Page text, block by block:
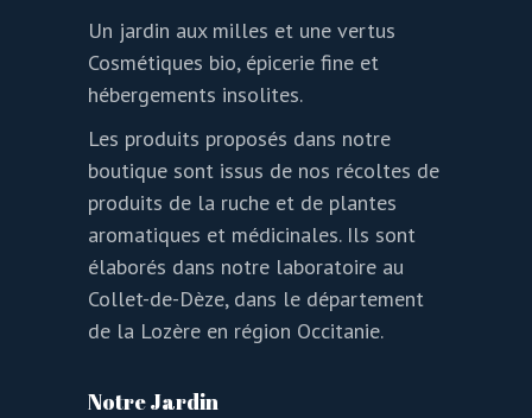
Un jardin aux milles et une vertus
Cosmétiques bio, épicerie fine et
hébergements insolites.
Les produits proposés dans notre
boutique sont issus de nos récoltes de
produits de la ruche et de plantes
aromatiques et médicinales. Ils sont
élaborés dans notre laboratoire au
Collet-de-Dèze, dans le département
de la Lozère en région Occitanie.
Notre Jardin